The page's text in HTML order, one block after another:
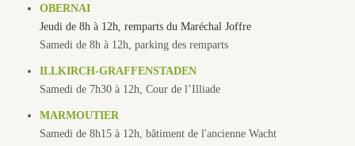
OBERNAI
Jeudi de 8h à 12h, remparts du Maréchal Joffre
Samedi de 8h à 12h, parking des remparts
ILLKIRCH-GRAFFENSTADEN
Samedi de 7h30 à 12h, Cour de l’Illiade
MARMOUTIER
Samedi de 8h15 à 12h, bâtiment de l'ancienne Wacht